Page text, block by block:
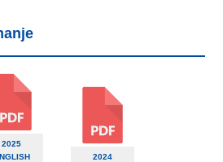
2025
2024